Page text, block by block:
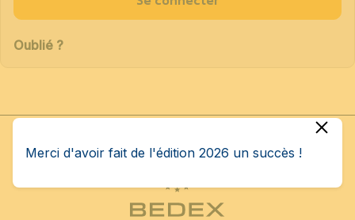
Oublié ?
Merci d'avoir fait de l'édition 2026 un succès !